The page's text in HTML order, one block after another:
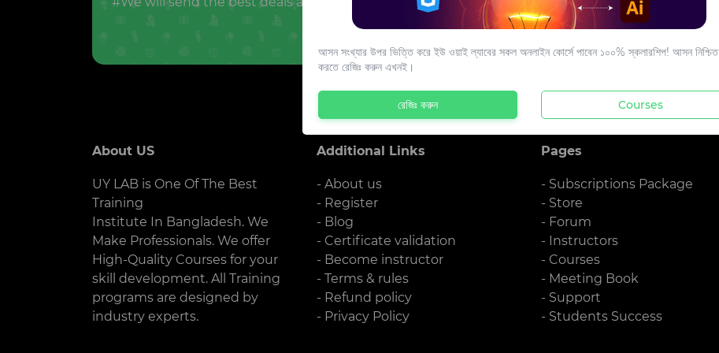
About US
UY LAB is One Of The Best
Training
Institute In Bangladesh. We
Make Professionals. We offer
High-Quality Courses for your
skill development. All Training
programs are designed by
industry experts.
Additional Links
- About us
- Register
- Blog
- Certificate validation
- Become instructor
- Terms & rules
- Refund policy
- Privacy Policy
Pages
- Subscriptions Package
- Store
- Forum
- Instructors
- Courses
- Meeting Book
- Support
- Students Success
আসন সংখ্যার উপর ভিত্তি করে ইউ ওয়াই ল্যাবের সকল অনলাইন কোর্সে পাবেন ১০০% স্কলারশিপ! আসন নিশ্চিত
করতে রেজিঃ করুন এখনই।
রেজিঃ করুন Courses